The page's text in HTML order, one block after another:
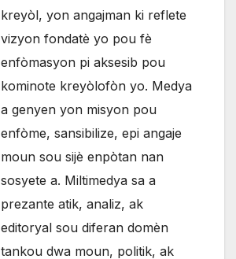
kreyòl, yon angajman ki reflete
vizyon fondatè yo pou fè
enfòmasyon pi aksesib pou
kominote kreyòlofòn yo. Medya
a genyen yon misyon pou
enfòme, sansibilize, epi angaje
moun sou sijè enpòtan nan
sosyete a. Miltimedya sa a
prezante atik, analiz, ak
editoryal sou diferan domèn
tankou dwa moun, politik, ak